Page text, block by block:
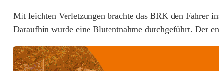
,
1
Mit leichten Verletzungen brachte das BRK den
Daraufhin wurde eine Blutentnahme durchgeführt. Der